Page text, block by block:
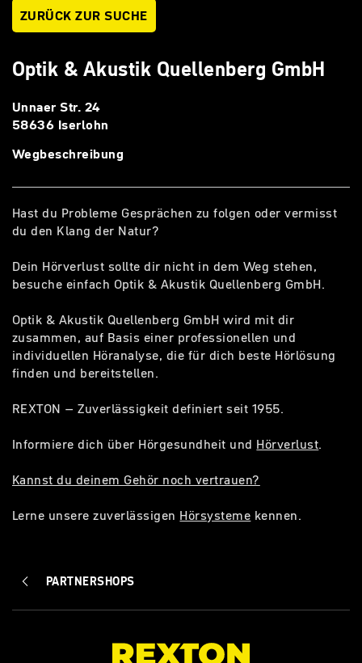
ZURÜCK ZUR SUCHE
Optik & Akustik Quellenberg GmbH
Unnaer Str. 24
58636 Iserlohn
Wegbeschreibung
Hast du Probleme Gesprächen zu folgen oder vermisst
du den Klang der Natur?
Dein Hörverlust sollte dir nicht in dem Weg stehen,
besuche einfach Optik & Akustik Quellenberg GmbH.
Optik & Akustik Quellenberg GmbH wird mit dir
zusammen, auf Basis einer professionellen und
individuellen Höranalyse, die für dich beste Hörlösung
finden und bereitstellen.
REXTON – Zuverlässigkeit definiert seit 1955.
Informiere dich über Hörgesundheit und Hörverlust.
Kannst du deinem Gehör noch vertrauen?
Lerne unsere zuverlässigen Hörsysteme kennen.
PARTNERSHOPS